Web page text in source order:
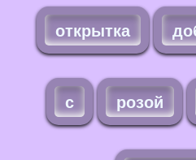
открытка
с розой